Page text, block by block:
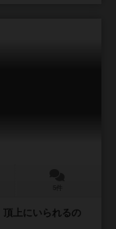
頂上にいられるの